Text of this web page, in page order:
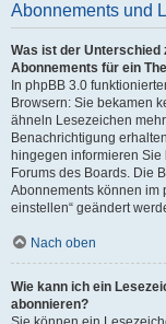
Abonnements und
Was ist der Unterschied
Abonnements für ein
In phpBB 3.0
Browsern: Sie bekamen
ähneln Lesezeichen
Benachrichtigung
hingegen informieren
Forums des Boards. Die
Abonnements können im
einstellen“ geändert
Nach oben
Wie kann ich ein
abonnieren?